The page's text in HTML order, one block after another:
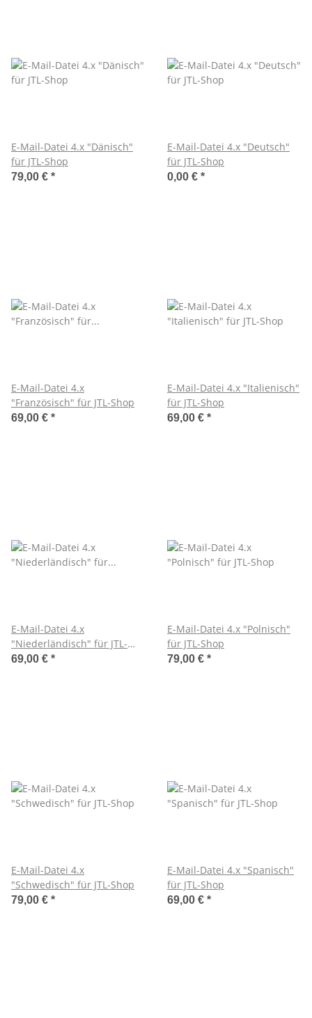
E-Mail-Datei 4.x "Dänisch"
für JTL-Shop
79,00 € *
E-Mail-Datei 4.x "Deutsch"
für JTL-Shop
0,00 € *
E-Mail-Datei 4.x
"Französisch" für JTL-Shop
69,00 € *
E-Mail-Datei 4.x "Italienisch"
für JTL-Shop
69,00 € *
E-Mail-Datei 4.x
"Niederländisch" für JTL-
Shop
69,00 € *
E-Mail-Datei 4.x "Polnisch"
für JTL-Shop
79,00 € *
E-Mail-Datei 4.x
"Schwedisch" für JTL-Shop
79,00 € *
E-Mail-Datei 4.x "Spanisch"
für JTL-Shop
69,00 € *